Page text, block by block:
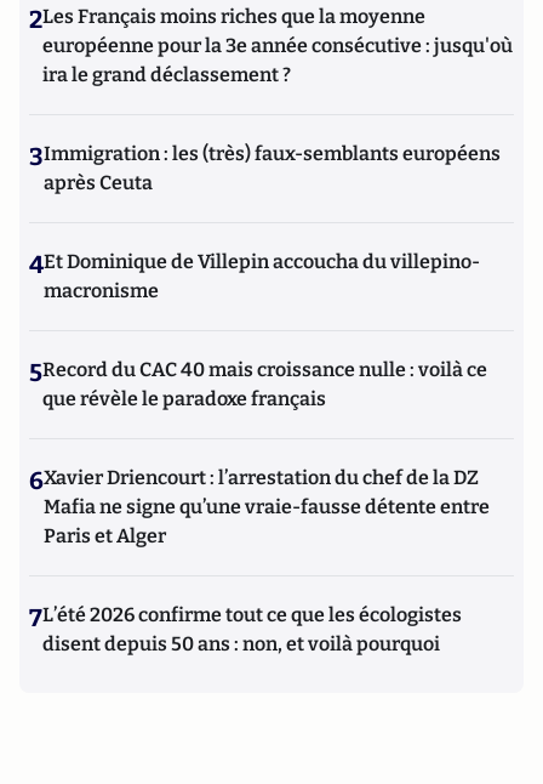
2Les Français moins riches que la moyenne
européenne pour la 3e année consécutive : jusqu'où
ira le grand déclassement ?
3Immigration : les (très) faux-semblants européens
après Ceuta
4Et Dominique de Villepin accoucha du villepino-
macronisme
5Record du CAC 40 mais croissance nulle : voilà ce
que révèle le paradoxe français
6Xavier Driencourt : l’arrestation du chef de la DZ
Mafia ne signe qu’une vraie-fausse détente entre
Paris et Alger
7L’été 2026 confirme tout ce que les écologistes
disent depuis 50 ans : non, et voilà pourquoi